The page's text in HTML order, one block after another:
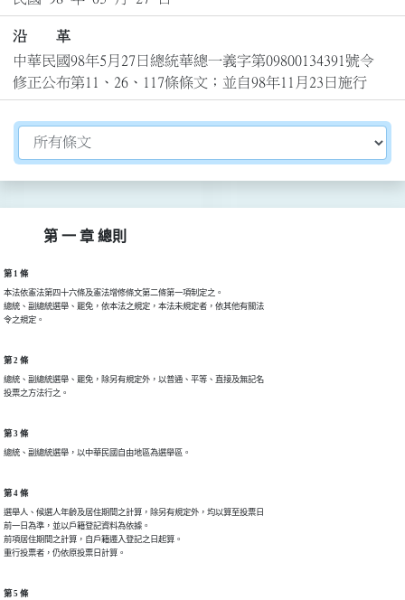
沿 革
中華民國98年5月27日總統華總一義字第09800134391號令
修正公布第11、26、117條條文；並自98年11月23日施行
切換選擇法規資訊內容
第 一 章 總則
第 1 條
本法依憲法第四十六條及憲法增修條文第二條第一項制定之。
總統、副總統選舉、罷免，依本法之規定，本法未規定者，依其他有關法
令之規定。
第 2 條
總統、副總統選舉、罷免，除另有規定外，以普通、平等、直接及無記名
投票之方法行之。
第 3 條
總統、副總統選舉，以中華民國自由地區為選舉區。
第 4 條
選舉人、候選人年齡及居住期間之計算，除另有規定外，均以算至投票日
前一日為準，並以戶籍登記資料為依據。
前項居住期間之計算，自戶籍遷入登記之日起算。
重行投票者，仍依原投票日計算。
第 5 條